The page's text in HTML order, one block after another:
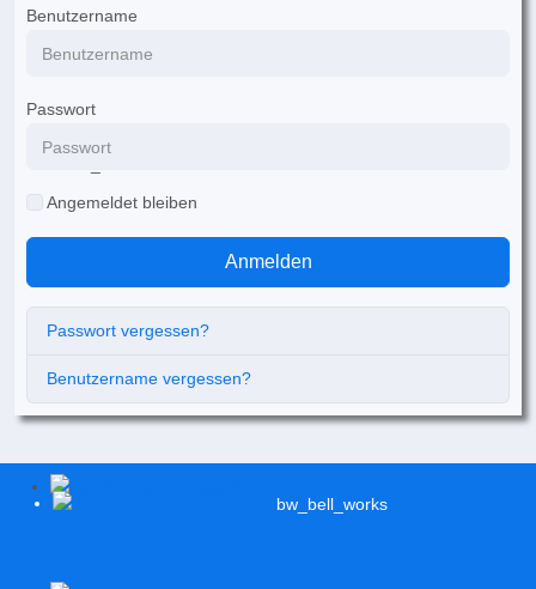
Benutzername
Passwort
Angemeldet bleiben
Anmelden
Passwort vergessen?
Benutzername vergessen?